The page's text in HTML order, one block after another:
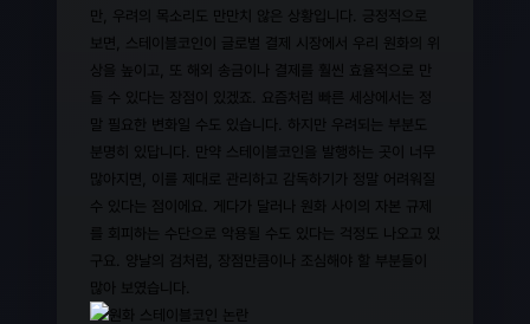
만, 우려의 목소리도 만만치 않은 상황입니다. 긍정적으로
보면, 스테이블코인이 글로벌 결제 시장에서 우리 원화의 위
상을 높이고, 또 해외 송금이나 결제를 훨씬 효율적으로 만
들 수 있다는 장점이 있겠죠. 요즘처럼 빠른 세상에서는 정
말 필요한 변화일 수도 있습니다. 하지만 우려되는 부분도
분명히 있답니다. 만약 스테이블코인을 발행하는 곳이 너무
많아지면, 이를 제대로 관리하고 감독하기가 정말 어려워질
수 있다는 점이에요. 게다가 달러나 원화 사이의 자본 규제
를 회피하는 수단으로 악용될 수도 있다는 걱정도 나오고 있
구요. 양날의 검처럼, 장점만큼이나 조심해야 할 부분들이
많아 보였습니다.